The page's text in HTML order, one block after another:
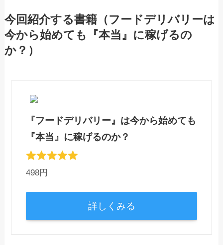
今回紹介する書籍（フードデリバリーは
今から始めても『本当』に稼げるの
か？）
『フードデリバリー』は今から始めても
『本当』に稼げるのか？
498円
詳しくみる